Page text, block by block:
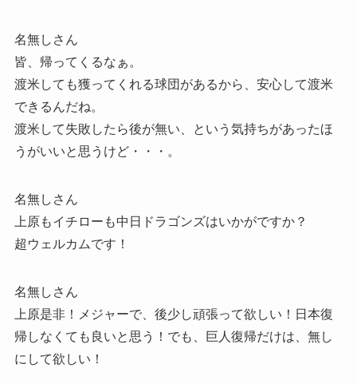
名無しさん
皆、帰ってくるなぁ。
渡米しても獲ってくれる球団があるから、安心して渡米
できるんだね。
渡米して失敗したら後が無い、という気持ちがあったほ
うがいいと思うけど・・・。
名無しさん
上原もイチローも中日ドラゴンズはいかがですか？
超ウェルカムです！
名無しさん
上原是非！メジャーで、後少し頑張って欲しい！日本復
帰しなくても良いと思う！でも、巨人復帰だけは、無し
にして欲しい！